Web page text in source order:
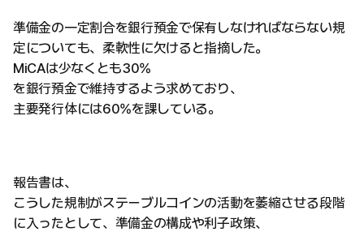
準備金の一定割合を銀行預金で保有しなければならない規
定についても、柔軟性に欠けると指摘した。
MiCAは少なくとも30%
を銀行預金で維持するよう求めており、
主要発行体には60%を課している。
報告書は、
こうした規制がステーブルコインの活動を萎縮させる段階
に入ったとして、準備金の構成や利子政策、